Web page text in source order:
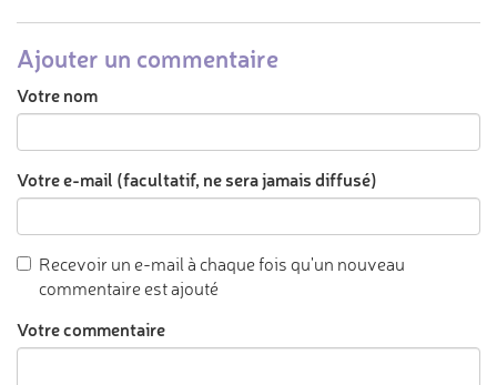
Ajouter un commentaire
Votre nom
Votre e-mail (facultatif, ne sera jamais diffusé)
Recevoir un e-mail à chaque fois qu'un nouveau
commentaire est ajouté
Votre commentaire